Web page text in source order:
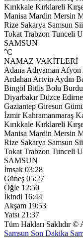
Kırıkkale Kırklareli
Manisa Mardin Mersin
Rize Sakarya Samsun
Tokat Trabzon Tunceli
SAMSUN
°C
NAMAZ VAKİTLERİ
Adana Adıyaman Afyon
Ardahan Artvin Aydın
Bingöl Bitlis Bolu
Diyarbakır Düzce Edirne
Gaziantep Giresun
İzmir Kahramanmaraş
Kırıkkale Kırklareli
Manisa Mardin Mersin
Rize Sakarya Samsun
Tokat Trabzon Tunceli
SAMSUN
İmsak 03:28
Güneş 05:27
Öğle 12:50
İkindi 16:44
Akşam 19:53
Yatsı 21:37
Tüm Hakları Saklıdır ©
Samsun Son Dakika